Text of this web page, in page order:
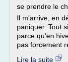
se prendre le
Il m'arrive, en
paniquer. Tout
parce qu'en
pas forcement
Lire la suite